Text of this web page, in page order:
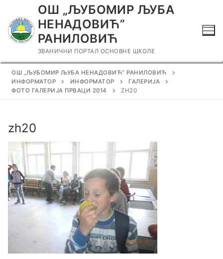
садржаја
ОШ „ЉУБОМИР ЉУБА
НЕНАДОВИЋ”
РАНИЛОВИЋ
ЗВАНИЧНИ ПОРТАЛ ОСНОВНЕ ШКОЛЕ
ОШ „ЉУБОМИР ЉУБА НЕНАДОВИЋ” РАНИЛОВИЋ
ИНФОРМАТОР
ИНФОРМАТОР
ГАЛЕРИЈА
ФОТО ГАЛЕРИЈА ПРВАЦИ 2014
ZH20
zh20